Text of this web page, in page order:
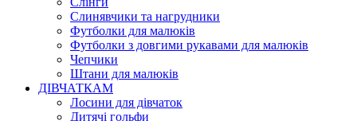
Слинявчики та нагрудники
Футболки для малюків
Футболки з довгими рукавами для малюків
Чепчики
Штани для малюків
ДІВЧАТКАМ
Лосини для дівчаток
Дитячі гольфи